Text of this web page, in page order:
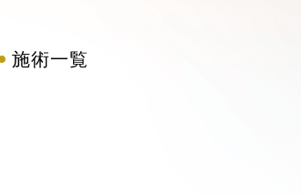
施術一覧